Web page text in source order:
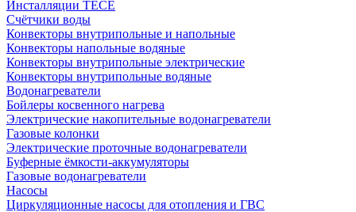
Инсталляции TECE
Счётчики воды
Конвекторы внутрипольные и напольные
Конвекторы напольные водяные
Конвекторы внутрипольные электрические
Конвекторы внутрипольные водяные
Водонагреватели
Бойлеры косвенного нагрева
Электрические накопительные водонагреватели
Газовые колонки
Электрические проточные водонагреватели
Буферные ёмкости-аккумуляторы
Газовые водонагреватели
Насосы
Циркуляционные насосы для отопления и ГВС